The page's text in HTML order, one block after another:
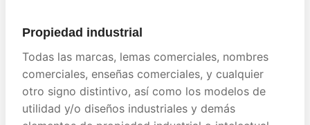
Propiedad industrial
Todas las marcas, lemas comerciales, nombres
comerciales, enseñas comerciales, y cualquier
otro signo distintivo, así como los modelos de
utilidad y/o diseños industriales y demás